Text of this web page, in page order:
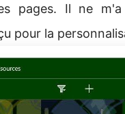
pages. Il ne
pour la